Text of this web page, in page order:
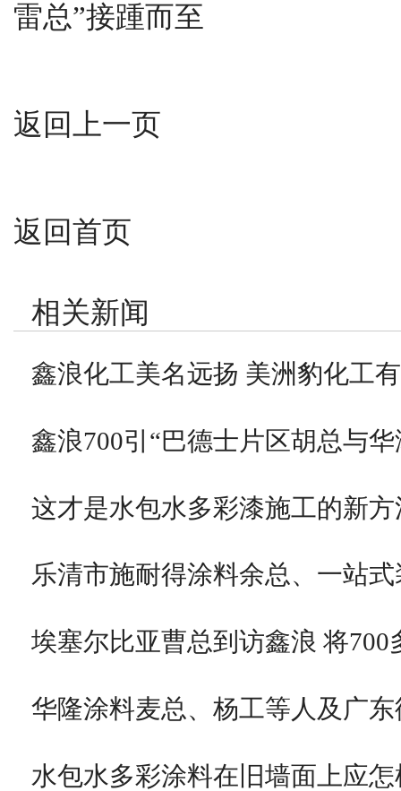
雷总”接踵而至
返回上一页
返回首页
相关新闻
鑫浪化工美名远扬 美洲豹化工
鑫浪700引“巴德士片区胡总与
这才是水包水多彩漆施工的新
乐清市施耐得涂料余总、一站
埃塞尔比亚曹总到访鑫浪 将
华隆涂料麦总、杨工等人及广
水包水多彩涂料在旧墙面上应